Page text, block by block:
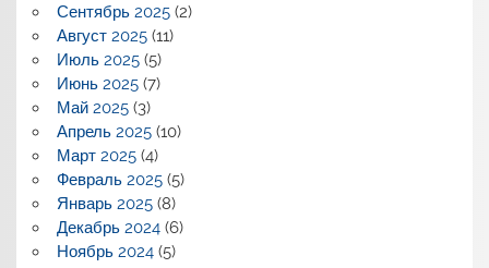
Сентябрь 2025(2)
Август 2025(11)
Июль 2025(5)
Июнь 2025(7)
Май 2025(3)
Апрель 2025(10)
Март 2025(4)
Февраль 2025(5)
Январь 2025(8)
Декабрь 2024(6)
Ноябрь 2024(5)